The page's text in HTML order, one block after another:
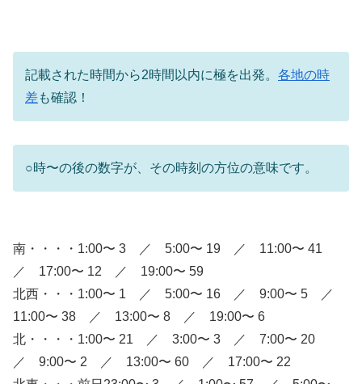
記載された時間から2時間以内に極を出発。 各地の時
差も確認！
○時〜の後の数字が、その時刻の方位の意味です。
南・・・・1:00〜 3 ／ 5:00〜 19 ／ 11:00〜 41
／ 17:00〜 12 ／ 19:00〜 59
北西・・・1:00〜 1 ／ 5:00〜 16 ／ 9:00〜 5 ／
11:00〜 38 ／ 13:00〜 8 ／ 19:00〜 6
北・・・・1:00〜 21 ／ 3:00〜 3 ／ 7:00〜 20
／ 9:00〜 2 ／ 13:00〜 60 ／ 17:00〜 22